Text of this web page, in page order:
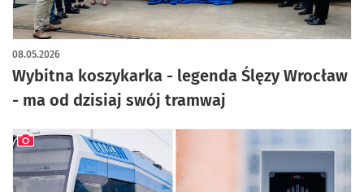
Wybitna koszykarka - legenda Ślęzy Wrocław
- ma od dzisiaj swój tramwaj
08.05.2026
artykuł z galerią zdjęć